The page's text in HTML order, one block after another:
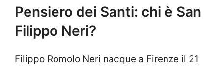
Pensiero dei Santi: chi è San
Filippo Neri?
Filippo Romolo Neri nacque a Firenze il 21